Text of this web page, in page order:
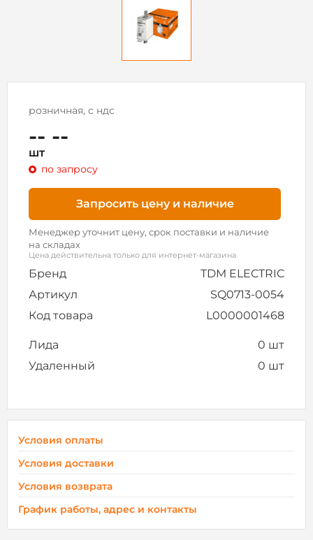
розничная, с ндс
-- --
шт
по запросу
Запросить цену и наличие
Менеджер уточнит цену, срок поставки и наличие
на складах
Цена действительна только для интернет-магазина
Бренд
TDM ELECTRIC
Артикул
SQ0713-0054
Код товара
L0000001468
Лида
0 шт
Удаленный
0 шт
Условия оплаты
Условия доставки
Условия возврата
График работы, адрес и контакты